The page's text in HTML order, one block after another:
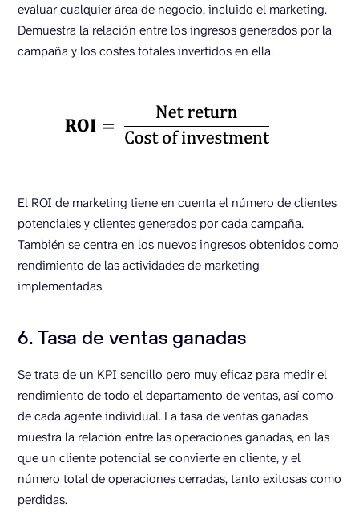
evaluar cualquier área de negocio, incluido el marketing.
Demuestra la relación entre los ingresos generados por la
campaña y los costes totales invertidos en ella.
El ROI de marketing tiene en cuenta el número de clientes
potenciales y clientes generados por cada campaña.
También se centra en los nuevos ingresos obtenidos como
rendimiento de las actividades de marketing
implementadas.
6. Tasa de ventas ganadas
Se trata de un KPI sencillo pero muy eficaz para medir el
rendimiento de todo el departamento de ventas, así como
de cada agente individual. La tasa de ventas ganadas
muestra la relación entre las operaciones ganadas, en las
que un cliente potencial se convierte en cliente, y el
número total de operaciones cerradas, tanto exitosas como
perdidas.